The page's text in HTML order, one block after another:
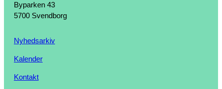
Byparken 43
5700 Svendborg
Nyhedsarkiv
Kalender
Kontakt